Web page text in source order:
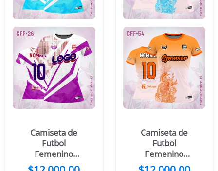
Camiseta de
Futbol
Femenino
Morado Blanco
Camiseta de
Futbol
Femenino
Serpiente